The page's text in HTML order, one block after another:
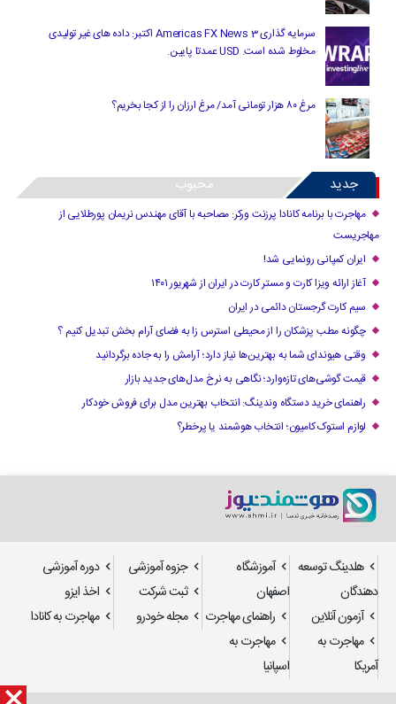
سرمایه گذاری Americas FX News 3 اکتبر: داده های غیر تولیدی
مخلوط شده است. USD عمدتا پایین.
مرغ ۸۰ هزار تومانی آمد/ مرغ ارزان را از کجا بخریم؟
جدید محبوب
مهاجرت با برنامه کانادا پرزنت ورکر: مصاحبه با آقای مهندس نریمان پورطلایی از
مهاجریست
ایران کمپانی رونمایی شد!
آغاز ارائه ویزا کارت و مستر کارت در ایران از شهریور ۱۴۰۱
سیم کارت گرجستان دائمی در ایران
چگونه مطب پزشکان را از محیطی استرس زا به فضای آرام بخش تبدیل کنیم ؟
وقتی هیوندای شما به بهترین‌ها نیاز دارد؛ آرامش را به جاده برگردانید
قیمت گوشی‌های تازه‌وارد؛ نگاهی به نرخ مدل‌های جدید بازار
راهنمای خرید دستگاه وندینگ: انتخاب بهترین مدل برای فروش خودکار
لوازم استوک کامیون؛ انتخاب هوشمند یا پرخطر؟
هلدینگ توسعه
دهندگان
آموزشگاه
اصفهان
جزوه آموزشی
دوره آموزشی
ثبت شرکت
اخذ ایزو
آزمون آنلاین
راهنمای مهاجرت مجله خودرو
مهاجرت به کانادا
مهاجرت به
آمریکا
مهاجرت به
اسپانیا